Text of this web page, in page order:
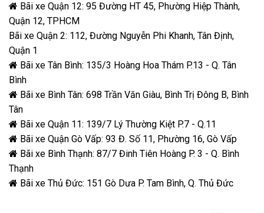
Bãi xe Quận 12: 95 Đường HT 45, Phường Hiệp Thành,
Quận 12, TPHCM
Bãi xe Quận 2: 112, Đường Nguyễn Phi Khanh, Tân Định,
Quận 1
Bãi xe Tân Bình: 135/3 Hoàng Hoa Thám P.13 - Q. Tân
Bình
Bãi xe Bình Tân: 698 Trần Văn Giàu, Bình Trị Đông B, Bình
Tân
Bãi xe Quận 11: 139/7 Lý Thường Kiệt P.7 - Q.11
Bãi xe Quận Gò Vấp: 93 Đ. Số 11, Phường 16, Gò Vấp
Bãi xe Bình Thạnh: 87/7 Đinh Tiên Hoàng P. 3 - Q. Bình
Thạnh
Bãi xe Thủ Đức: 151 Gò Dưa P. Tam Bình, Q. Thủ Đức